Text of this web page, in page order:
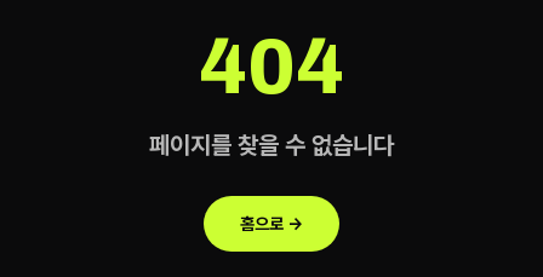
404
페이지를 찾을 수 없습니다
홈으로 →